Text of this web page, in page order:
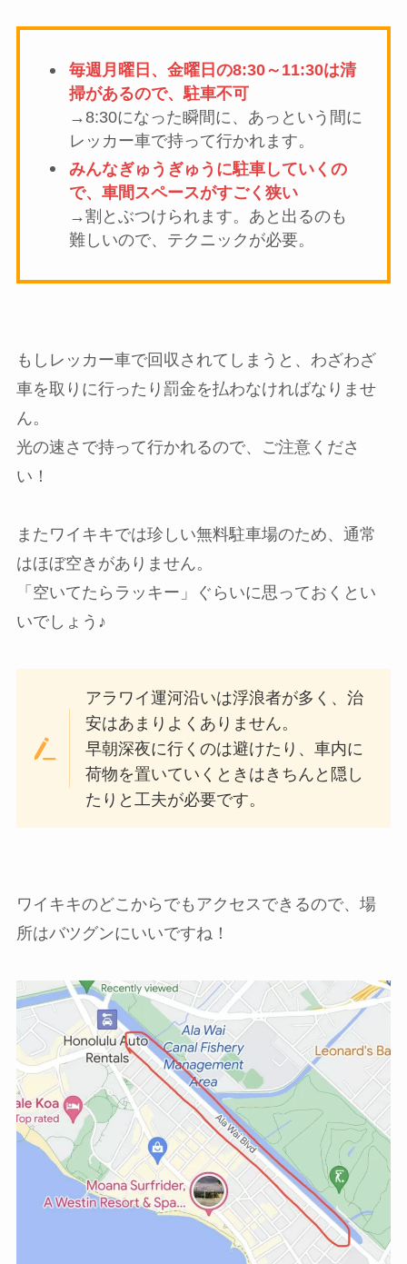
毎週月曜日、金曜日の8:30～11:30は清
掃があるので、駐車不可
→8:30になった瞬間に、あっという間に
レッカー車で持って行かれます。
みんなぎゅうぎゅうに駐車していくの
で、車間スペースがすごく狭い
→割とぶつけられます。あと出るのも
難しいので、テクニックが必要。
もしレッカー車で回収されてしまうと、わざわざ
車を取りに行ったり罰金を払わなければなりませ
ん。
光の速さで持って行かれるので、ご注意くださ
い！
またワイキキでは珍しい無料駐車場のため、通常
はほぼ空きがありません。
「空いてたらラッキー」ぐらいに思っておくとい
いでしょう♪
アラワイ運河沿いは浮浪者が多く、治
安はあまりよくありません。
早朝深夜に行くのは避けたり、車内に
荷物を置いていくときはきちんと隠し
たりと工夫が必要です。
ワイキキのどこからでもアクセスできるので、場
所はバツグンにいいですね！